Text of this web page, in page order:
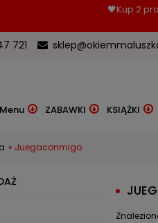
🖤Kup 2
721
Menu ZABAWKI KSIĄŻKI
» Juegaconmigo